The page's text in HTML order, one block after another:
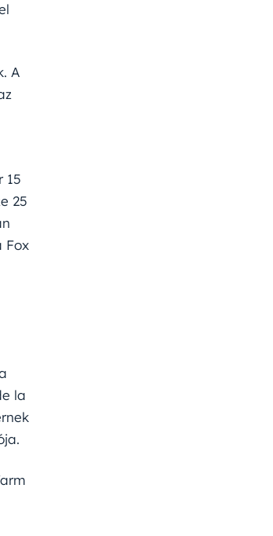
A
15
25
Fox
la